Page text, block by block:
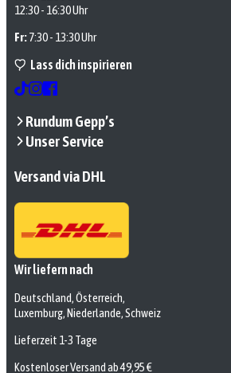
12:30 - 16:30 Uhr
Fr:7:30 - 13:30 Uhr
Lass dich inspirieren
Rundum Gepp’s
Unser Service
Versand via DHL
Wir liefern nach
Deutschland, Österreich,
Luxemburg, Niederlande, Schweiz
Lieferzeit 1-3 Tage
Kostenloser Versand ab 49,95 €